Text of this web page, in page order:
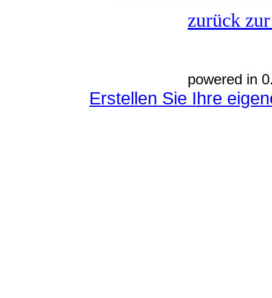
zurück
powered in
Erstellen Sie Ihre